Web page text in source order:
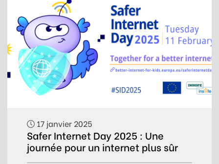
17 janvier 2025
Safer Internet Day 2025 : Une
journée pour un internet plus sûr